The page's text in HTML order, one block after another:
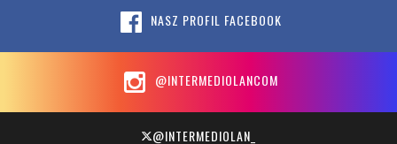
NASZ PROFIL FACEBOOK
@INTERMEDIOLANCOM
@INTERMEDIOLAN_